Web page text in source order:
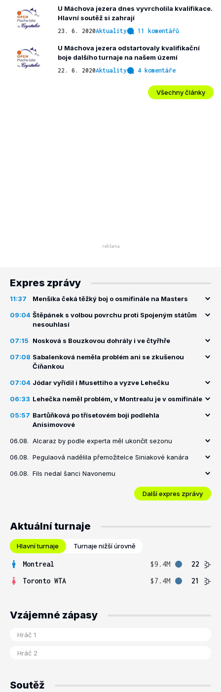
U Máchova jezera dnes vyvrcholila kvalifikace.
Hlavní soutěž si zahrají
23. 6. 2020Aktuality 11 komentářů
U Máchova jezera odstartovaly kvalifikační
boje dalšího turnaje na našem území
22. 6. 2020Aktuality 4 komentáře
Všechny články
Expres zprávy
11:37 Menšíka čeká těžký boj o osmifinále na Masters
09:04 Štěpánek s volbou povrchu proti Spojeným státům
nesouhlasí
07:15 Nosková s Bouzkovou dohrály i ve čtyřhře
07:08 Sabalenková neměla problém ani se zkušenou
Číňankou
07:04 Jódar vyřídil i Musettiho a vyzve Lehečku
06:33 Lehečka neměl problém, v Montrealu je v osmifinále
05:57 Bartůňková po třísetovém boji podlehla
Anisimovové
06.08. Alcaraz by podle experta měl ukončit sezonu
06.08. Pegulaová nadělila přemožitelce Siniakové kanára
06.08. Fils nedal šanci Navonemu
Další expres zprávy
Aktuální turnaje
Hlavní turnaje Turnaje nižší úrovně
Montreal $9.4M
22
Toronto WTA
$7.4M 21
Vzájemné zápasy
Soutěž